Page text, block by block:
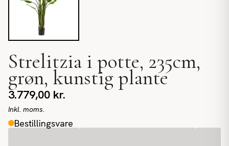
Strelitzia i potte, 235cm,
grøn, kunstig plante
3.779,00 kr.
Inkl. moms.
Bestillingsvare